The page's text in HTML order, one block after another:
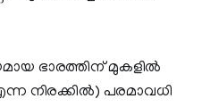
ഭാരത്തിന് മുകളില്‍
നിരക്കില്‍) പരമാവധി